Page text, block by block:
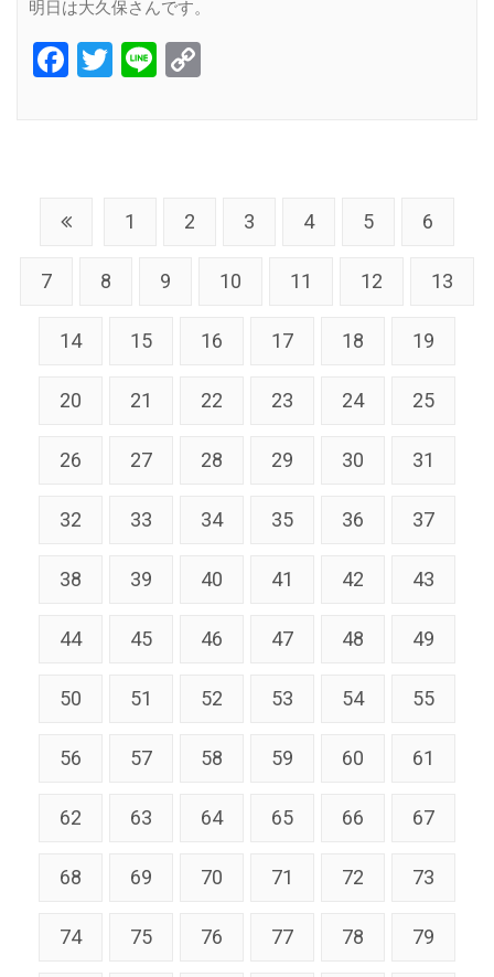
明日は大久保さんです。
Facebook
Twitter
Line
1 2 3 4 5 6
7 8 9 10 11 12 13
14 15 16 17 18 19
20 21 22 23 24 25
26 27 28 29 30 31
32 33 34 35 36 37
38 39 40 41 42 43
44 45 46 47 48 49
50 51 52 53 54 55
56 57 58 59 60 61
62 63 64 65 66 67
68 69 70 71 72 73
74 75 76 77 78 79